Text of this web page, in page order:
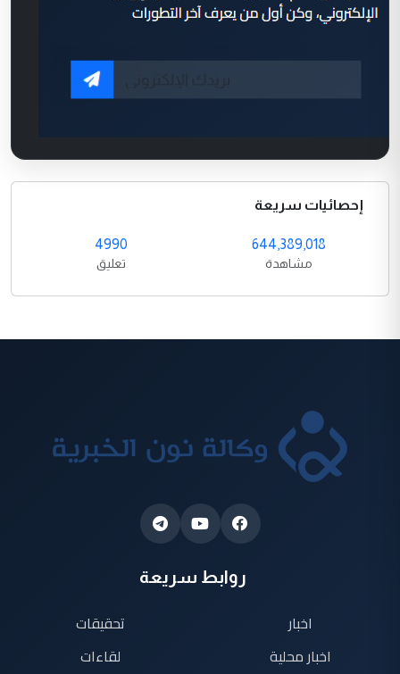
إحصائيات سريعة
644,389,018
مشاهدة
4990
تعليق
روابط سريعة
اخبار
اخبار محلية
تحقيقات
لقاءات